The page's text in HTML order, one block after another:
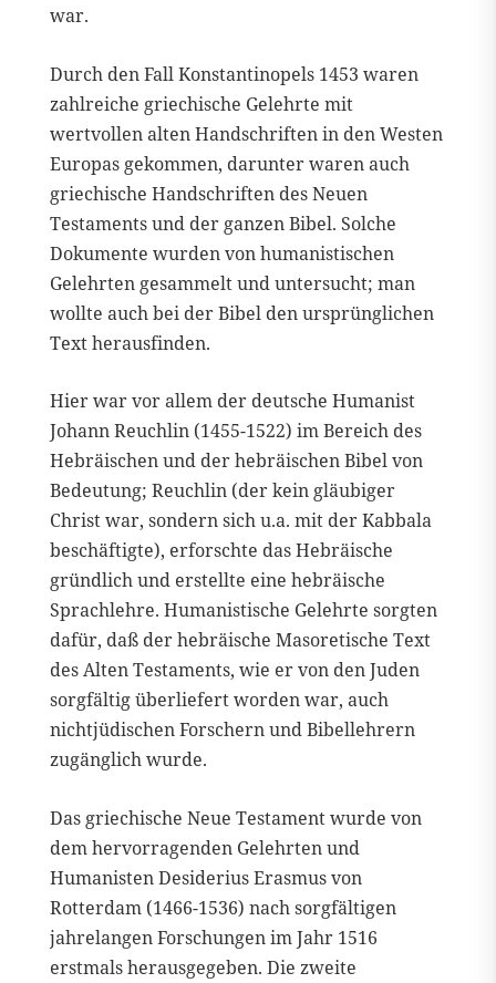
war.
Durch den Fall Konstantinopels 1453 waren
zahlreiche griechische Gelehrte mit
wertvollen alten Handschriften in den Westen
Europas gekommen, darunter waren auch
griechische Handschriften des Neuen
Testaments und der ganzen Bibel. Solche
Dokumente wurden von humanistischen
Gelehrten gesammelt und untersucht; man
wollte auch bei der Bibel den ursprünglichen
Text herausfinden.
Hier war vor allem der deutsche Humanist
Johann Reuchlin (1455-1522) im Bereich des
Hebräischen und der hebräischen Bibel von
Bedeutung; Reuchlin (der kein gläubiger
Christ war, sondern sich u.a. mit der Kabbala
beschäftigte), erforschte das Hebräische
gründlich und erstellte eine hebräische
Sprachlehre. Humanistische Gelehrte sorgten
dafür, daß der hebräische Masoretische Text
des Alten Testaments, wie er von den Juden
sorgfältig überliefert worden war, auch
nichtjüdischen Forschern und Bibellehrern
zugänglich wurde.
Das griechische Neue Testament wurde von
dem hervorragenden Gelehrten und
Humanisten Desiderius Erasmus von
Rotterdam (1466-1536) nach sorgfältigen
jahrelangen Forschungen im Jahr 1516
erstmals herausgegeben. Die zweite